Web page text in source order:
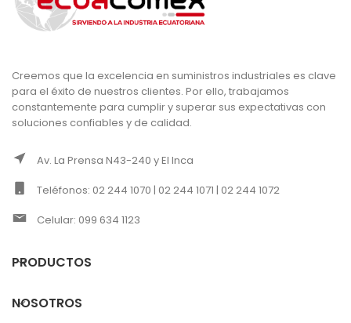
Creemos que la excelencia en suministros industriales es clave
para el éxito de nuestros clientes. Por ello, trabajamos
constantemente para cumplir y superar sus expectativas con
soluciones confiables y de calidad.
Av. La Prensa N43-240 y El Inca
Teléfonos: 02 244 1070 | 02 244 1071 | 02 244 1072
Celular: 099 634 1123
PRODUCTOS
NOSOTROS